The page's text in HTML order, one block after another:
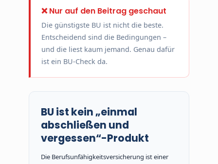
❌ Nur auf den Beitrag geschaut
Die günstigste BU ist nicht die beste.
Entscheidend sind die Bedingungen –
und die liest kaum jemand. Genau dafür
ist ein BU-Check da.
BU ist kein „einmal
abschließen und
vergessen“-Produkt
Die Berufsunfähigkeitsversicherung ist einer